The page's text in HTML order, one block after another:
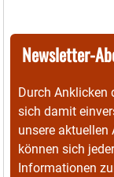
Newsletter-
Durch Anklicken
sich damit
unsere
können sich
Informationen